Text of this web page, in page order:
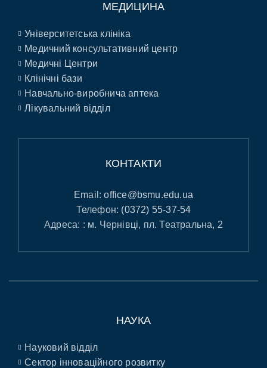
МЕДИЦИНА
Університетська клініка
Медичний консультативний центр
Медичні Центри
Клінічні бази
Навчально-виробнича аптека
Лікувальний відділ
КОНТАКТИ
Email:office@bsmu.edu.ua
Телефон: (0372) 55-37-54
Адреса: : м. Чернівці, пл. Театральна, 2
НАУКА
Науковий відділ
Сектор інноваційного розвитку